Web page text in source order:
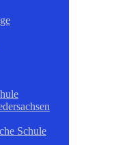
Schule